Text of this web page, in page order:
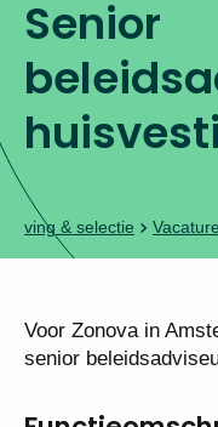
Senior
& selectie
Voor Zonova in
senior